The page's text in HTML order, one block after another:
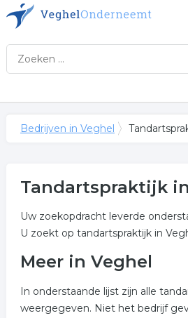
Bedrijven in Veghel
Tandartspraktijk
Uw zoekopdracht leverde
U zoekt op tandartspraktijk in
Meer in Veghel
In onderstaande lijst zijn alle
weergegeven. Niet het bedrijf